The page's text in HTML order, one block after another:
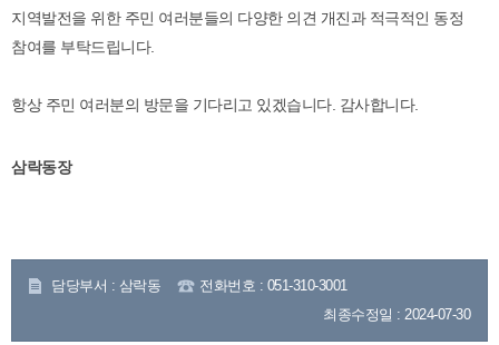
지역발전을 위한 주민 여러분들의 다양한 의견 개진과 적극적인 동정
참여를 부탁드립니다.
항상 주민 여러분의 방문을 기다리고 있겠습니다. 감사합니다.
삼락동장
담당부서 : 삼락동
전화번호 : 051-310-3001
최종수정일 : 2024-07-30